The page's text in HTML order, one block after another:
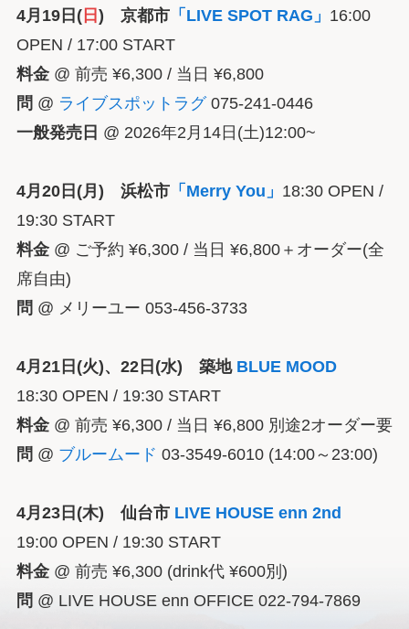
4月19日(日 ) 京都市「LIVE SPOT RAG」 16:00
OPEN / 17:00 START
料金@ 前売 ¥6,300 / 当日 ¥6,800
問 @ ライブスポットラグ075-241-0446
一般発売日 @ 2026年2月14日(土)12:00~
4月20日(月) 浜松市「Merry You」 18:30 OPEN /
19:30 START
料金@ ご予約 ¥6,300 / 当日 ¥6,800＋オーダー(全
席自由)
問 @ メリーユー 053-456-3733
4月21日(火)、22日(水) 築地 BLUE MOOD
18:30 OPEN / 19:30 START
料金@ 前売 ¥6,300 / 当日 ¥6,800 別途2オーダー要
問 @ ブルームード 03-3549-6010 (14:00～23:00)
4月23日(木) 仙台市 LIVE HOUSE enn 2nd
19:00 OPEN / 19:30 START
料金@ 前売 ¥6,300 (drink代 ¥600別)
問 @ LIVE HOUSE enn OFFICE 022-794-7869